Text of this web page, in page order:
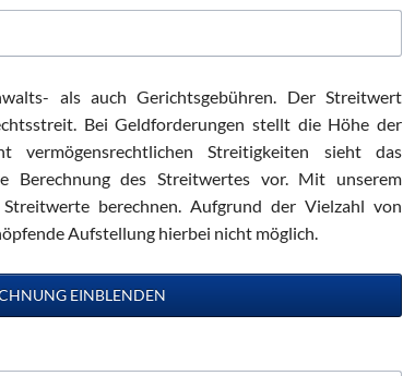
als auch Gerichtsgebühren. Der Streitwert
Bei Geldforderungen stellt die Höhe der
Streitigkeiten sieht das
Berechnung des Streitwertes vor. Mit unserem
berechnen. Aufgrund der Vielzahl von
Aufstellung hierbei nicht möglich.